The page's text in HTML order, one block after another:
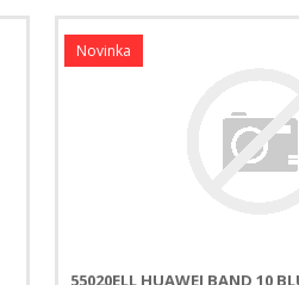
55020ELL HUAWEI BAND 10
Novinka